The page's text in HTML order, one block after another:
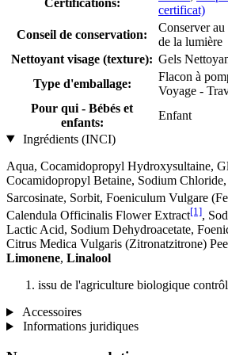
certificat)
Conseil de conservation:
Conserver au
de la lumière
Nettoyant visage (texture): Gels
Type d'emballage:
Flacon à
Voyage -
Pour qui - Bébés et
enfants:
Enfant
Ingrédients (INCI)
Aqua, Cocamidopropyl Hydroxysultaine,
Cocamidopropyl Betaine, Sodium
Sarcosinate, Sorbit, Foeniculum Vulgare
Calendula Officinalis Flower Extract[1],
Lactic Acid, Sodium Dehydroacetate,
Citrus Medica Vulgaris (Zitronatzitrone)
Limonene, Linalool
issu de l'agriculture biologique
Accessoires
Informations juridiques